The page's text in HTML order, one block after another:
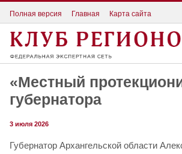
Полная версия Главная Карта сайта
«Местный
губернатора
3 июля 2026
Губернатор Архангельской области